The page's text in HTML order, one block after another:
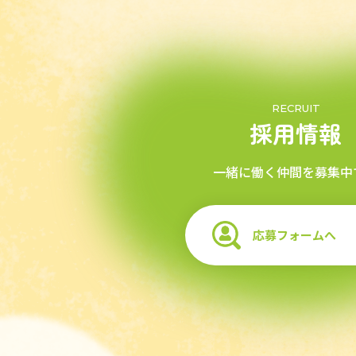
RECRUIT
採用情報
一緒に働く仲間を募集
応募フォームへ